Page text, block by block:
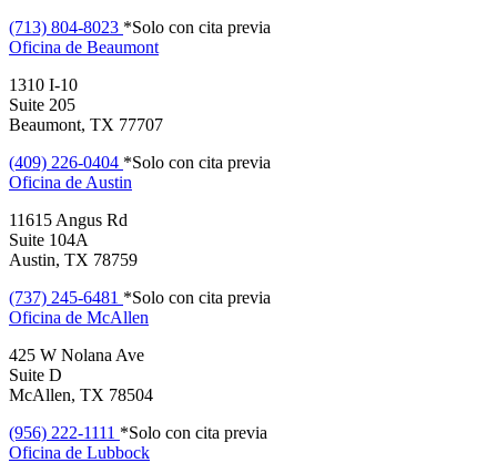
(713) 804-8023 *Solo con cita previa
Oficina de Beaumont
1310 I-10
Suite 205
Beaumont, TX 77707
(409) 226-0404 *Solo con cita previa
Oficina de Austin
11615 Angus Rd
Suite 104A
Austin, TX 78759
(737) 245-6481 *Solo con cita previa
Oficina de McAllen
425 W Nolana Ave
Suite D
McAllen, TX 78504
(956) 222-1111 *Solo con cita previa
Oficina de Lubbock